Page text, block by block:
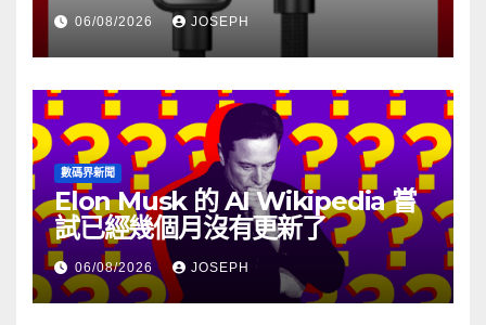
06/08/2026 JOSEPH
數碼界新聞
Elon Musk 的 AI Wikipedia 嘗
試已經幾個月沒有更新了
06/08/2026 JOSEPH